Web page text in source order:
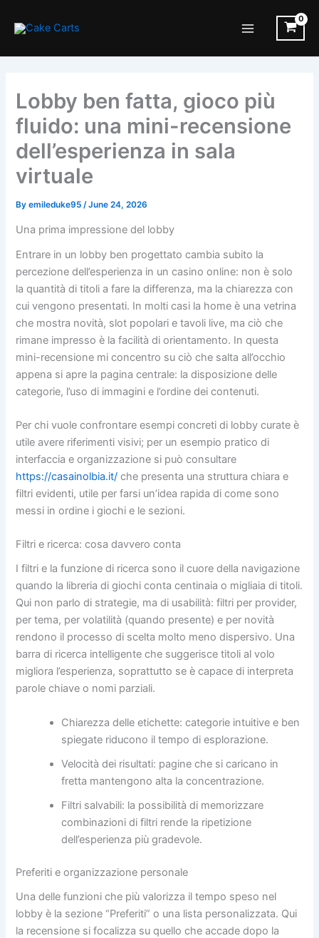
Lobby ben fatta, gioco più
fluido: una mini-recensione
dell’esperienza in sala
virtuale
Byemileduke95 /June 24, 2026
Una prima impressione del lobby
Entrare in un lobby ben progettato cambia subito la
percezione dell’esperienza in un casino online: non è solo
la quantità di titoli a fare la differenza, ma la chiarezza con
cui vengono presentati. In molti casi la home è una vetrina
che mostra novità, slot popolari e tavoli live, ma ciò che
rimane impresso è la facilità di orientamento. In questa
mini-recensione mi concentro su ciò che salta all’occhio
appena si apre la pagina centrale: la disposizione delle
categorie, l’uso di immagini e l’ordine dei contenuti.
Per chi vuole confrontare esempi concreti di lobby curate è
utile avere riferimenti visivi; per un esempio pratico di
interfaccia e organizzazione si può consultare
https://casainolbia.it/ che presenta una struttura chiara e
filtri evidenti, utile per farsi un’idea rapida di come sono
messi in ordine i giochi e le sezioni.
Filtri e ricerca: cosa davvero conta
I filtri e la funzione di ricerca sono il cuore della navigazione
quando la libreria di giochi conta centinaia o migliaia di titoli.
Qui non parlo di strategie, ma di usabilità: filtri per provider,
per tema, per volatilità (quando presente) e per novità
rendono il processo di scelta molto meno dispersivo. Una
barra di ricerca intelligente che suggerisce titoli al volo
migliora l’esperienza, soprattutto se è capace di interpreta
parole chiave o nomi parziali.
Chiarezza delle etichette: categorie intuitive e ben
spiegate riducono il tempo di esplorazione.
Velocità dei risultati: pagine che si caricano in
fretta mantengono alta la concentrazione.
Filtri salvabili: la possibilità di memorizzare
combinazioni di filtri rende la ripetizione
dell’esperienza più gradevole.
Preferiti e organizzazione personale
Una delle funzioni che più valorizza il tempo speso nel
lobby è la sezione “Preferiti” o una lista personalizzata. Qui
la recensione si focalizza su quello che accade dopo la